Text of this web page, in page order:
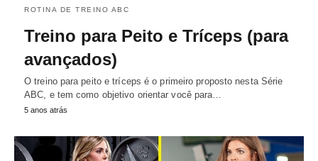
ROTINA DE TREINO ABC
Treino para Peito e Tríceps (para
avançados)
O treino para peito e tríceps é o primeiro proposto nesta Série
ABC, e tem como objetivo orientar você para…
5 anos atrás